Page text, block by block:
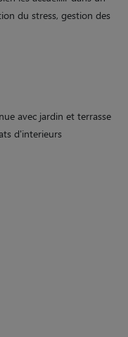
du stress, gestion des
avec jardin et terrasse
d'interieurs